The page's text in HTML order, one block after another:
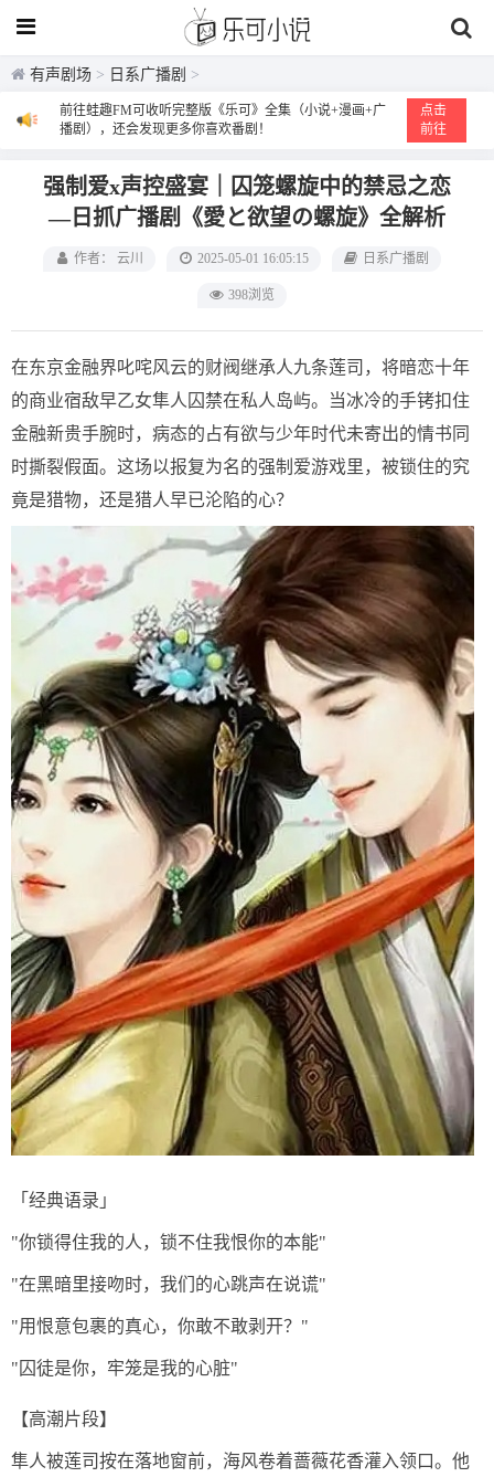
有声剧场 > 日系广播剧 >
前往蛙趣FM可收听完整版《乐可》全集（小说+漫画+广
播剧），还会发现更多你喜欢番剧！
点击
前往
强制爱x声控盛宴｜囚笼螺旋中的禁忌之恋
—日抓广播剧《愛と欲望の螺旋》全解析
作者： 云川 2025-05-01 16:05:15 日系广播剧
398浏览
在东京金融界叱咤风云的财阀继承人九条莲司，将暗恋十年
的商业宿敌早乙女隼人囚禁在私人岛屿。当冰冷的手铐扣住
金融新贵手腕时，病态的占有欲与少年时代未寄出的情书同
时撕裂假面。这场以报复为名的强制爱游戏里，被锁住的究
竟是猎物，还是猎人早已沦陷的心？
「经典语录」
"你锁得住我的人，锁不住我恨你的本能"
"在黑暗里接吻时，我们的心跳声在说谎"
"用恨意包裹的真心，你敢不敢剥开？"
"囚徒是你，牢笼是我的心脏"
【高潮片段】
隼人被莲司按在落地窗前，海风卷着蔷薇花香灌入领口。他